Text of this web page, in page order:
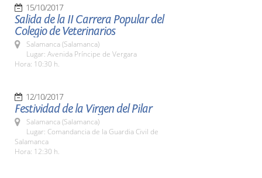
15/10/2017
Salida de la II Carrera Popular del
Colegio de Veterinarios
Salamanca (Salamanca)
Lugar: Avenida Príncipe de Vergara
Hora: 10:30 h.
12/10/2017
Festividad de la Virgen del Pilar
Salamanca (Salamanca)
Lugar: Comandancia de la Guardia Civil de
Salamanca
Hora: 12:30 h.